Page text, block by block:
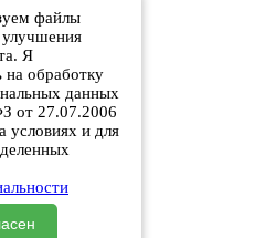
файлы
Я
на обработку
данных
от 27.07.2006
и для
во товаров